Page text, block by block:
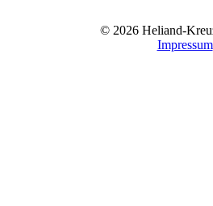
© 2026 Heliand-
Impressum